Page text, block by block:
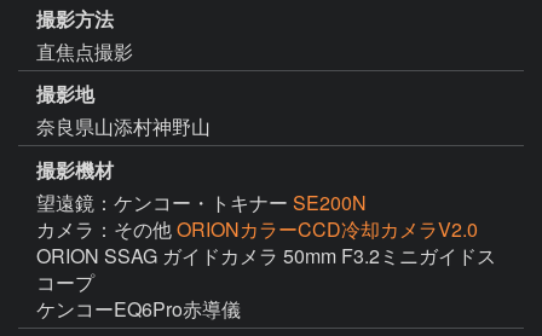
撮影方法
直焦点撮影
撮影地
奈良県山添村神野山
撮影機材
望遠鏡：ケンコー・トキナー SE200N
カメラ：その他ORIONカラーCCD冷却カメラV2.0
ORION SSAG ガイドカメラ 50mm F3.2ミニガイドス
コープ
ケンコーEQ6Pro赤導儀